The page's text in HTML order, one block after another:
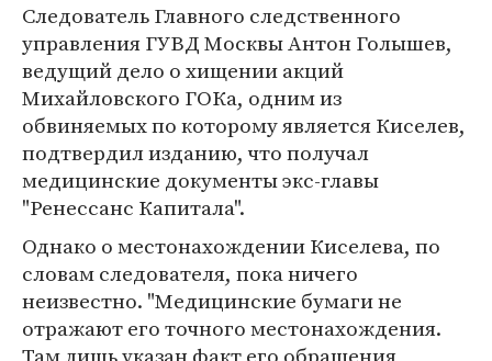
Следователь Главного следственного
управления ГУВД Москвы Антон Голышев,
ведущий дело о хищении акций
Михайловского ГОКа, одним из
обвиняемых по которому является Киселев,
подтвердил изданию, что получал
медицинские документы экс-главы
"Ренессанс Капитала".
Однако о местонахождении Киселева, по
словам следователя, пока ничего
неизвестно. "Медицинские бумаги не
отражают его точного местонахождения.